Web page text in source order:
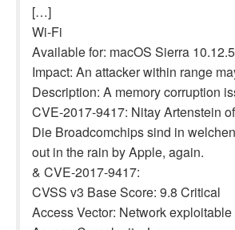
[…]
Wi-Fi
Available for: macOS Sierra 10.12.5
Impact: An attacker within range
Description: A memory corruption
CVE-2017-9417: Nitay Artenstein
Die Broadcomchips sind in
out in the rain by Apple, again.
& CVE-2017-9417:
CVSS v3 Base Score: 9.8 Critical
Access Vector: Network exploitable